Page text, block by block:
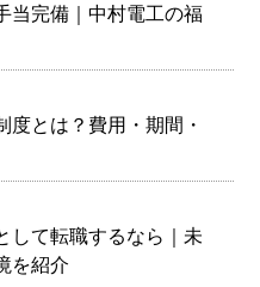
当完備｜中村電工の福
度とは？費用・期間・
して転職するなら｜未
を紹介